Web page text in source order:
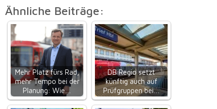
Ähnliche Beiträge:
Mehr Platz fürs Rad,
mehr Tempo bei der
Planung: Wie…
DB Regio setzt
künftig auch auf
Prüfgruppen bei…